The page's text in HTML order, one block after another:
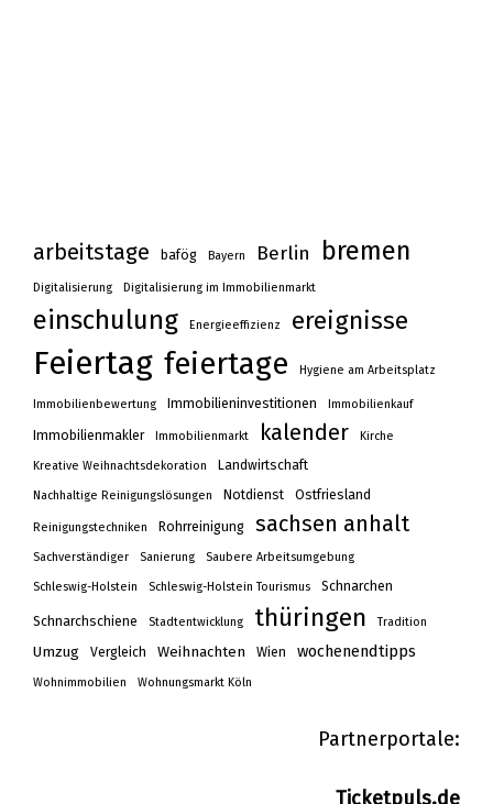
arbeitstage bafög Bayern Berlin bremen
Digitalisierung Digitalisierung im Immobilienmarkt
einschulung Energieeffizienz ereignisse
Feiertag feiertage Hygiene am Arbeitsplatz
Immobilienbewertung Immobilieninvestitionen Immobilienkauf
Immobilienmakler Immobilienmarkt kalender Kirche
Kreative Weihnachtsdekoration Landwirtschaft
Nachhaltige Reinigungslösungen Notdienst Ostfriesland
Reinigungstechniken Rohrreinigung sachsen anhalt
Sachverständiger Sanierung Saubere Arbeitsumgebung
Schleswig-Holstein Schleswig-Holstein Tourismus Schnarchen
Schnarchschiene Stadtentwicklung thüringen Tradition
Umzug Vergleich Weihnachten Wien wochenendtipps
Wohnimmobilien Wohnungsmarkt Köln
Partnerportale:
Ticketpuls.de